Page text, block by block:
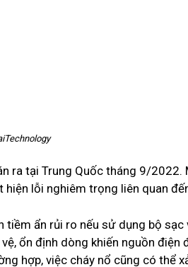
ra tại Trung Quốc tháng 9/
lỗi nghiêm trọng liên quan
tiềm ẩn rủi ro nếu sử dụng bộ sạc
ổn định dòng khiến nguồn điện
hợp, việc cháy nổ cũng có thể